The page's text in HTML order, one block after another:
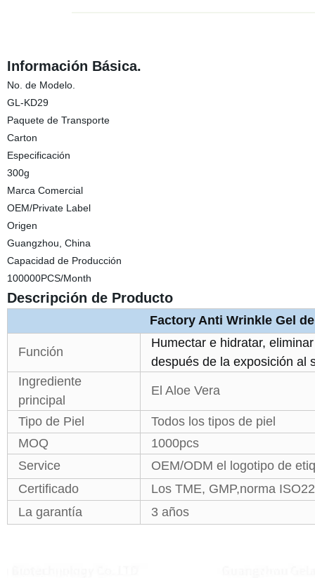
Información Básica.
No. de Modelo.
GL-KD29
Paquete de Transporte
Carton
Especificación
300g
Marca Comercial
OEM/Private Label
Origen
Guangzhou, China
Capacidad de Producción
100000PCS/Month
Descripción de Producto
Factory Anti Wrinkle Gel
Función
Humectar e hidratar,
después de la exposición al
Ingrediente
principal
El Aloe Vera
Tipo de Piel
Todos los tipos de piel
MOQ
1000pcs
Service
OEM/ODM el logotipo de
Certificado
Los TME, GMP,norma
La garantía
3 años